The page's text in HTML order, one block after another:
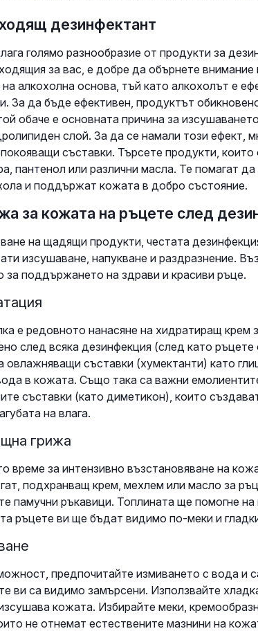
дезинфектант
голямо разнообразие от продукти за
за вас, е добре да обърнете внимание
алкохолна основа, тъй като алкохолът е
За да бъде ефективен, продуктът
обаче е основната причина за
слой. За да се намали този ефект,
съставки. Търсете продукти,
пантенол или различни масла. Те помагат
и поддържат кожата в добро състояние.
за кожата на ръцете след
на щадящи продукти, честата
изсушаване, напукване и раздразнение.
за поддържането на здрави и красиви ръце.
е редовното нанасяне на хидратиращ крем
след всяка дезинфекция (след като
овлажняващи съставки (хумектанти) като
в кожата. Също така са важни
съставки (като диметикон), които
на влага.
грижа
време за интензивно възстановяване на
подхранващ крем, мехлем или масло за
памучни ръкавици. Топлината ще помогне
ръцете ви ще бъдат видимо по-меки и
предпочитайте измиването с вода и
ви са видимо замърсени. Използвайте
кожата. Избирайте меки,
не отнемат естествените мазнини на